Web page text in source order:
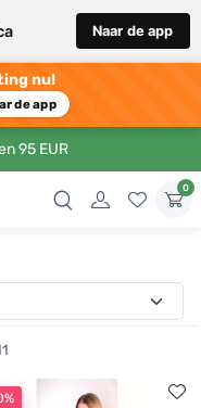
Naar de app
nu!
de app
95 EUR
0